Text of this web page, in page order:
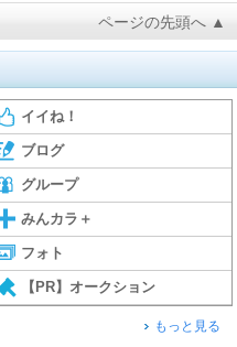
ページの先頭へ ▲
イイね！
ブログ
グループ
みんカラ＋
フォト
【PR】オークション
もっと見る